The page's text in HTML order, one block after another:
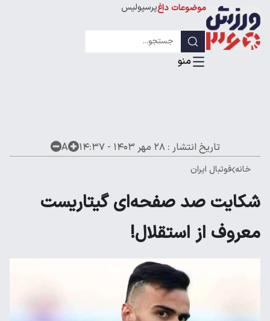
موضوعات داغپرسپولیس
لیگ قهرمانان
تاریخ انتشار :۲۸ مهر ۱۴۰۳ - ۱۴:۳۷ A
خانه فوتبال ایران
شکایت صد صفحه‌ای گیتاریست
معروف از استقلال!